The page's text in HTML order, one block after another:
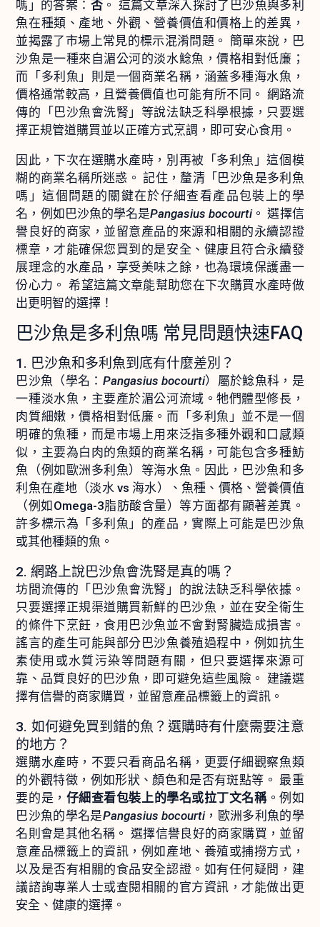
嗎」的答案： 否。 這篇文章深入探討了巴沙魚與多利
魚在種類、產地、外觀、營養價值和價格上的差異，
並揭露了市場上常見的標示混淆問題。 簡單來說，巴
沙魚是一種來自湄公河的淡水鯰魚，價格相對低廉；
而「多利魚」則是一個商業名稱，涵蓋多種海水魚，
價格通常較高，且營養價值也可能有所不同。 網路流
傳的「巴沙魚會洗腎」等說法缺乏科學根據，只要選
擇正規管道購買並以正確方式烹調，即可安心食用。
因此，下次在選購水產時，別再被「多利魚」這個模
糊的商業名稱所迷惑。 記住，釐清「巴沙魚是多利魚
嗎」這個問題的關鍵在於仔細查看產品包裝上的學
名，例如巴沙魚的學名是Pangasius bocourti。 選擇信
譽良好的商家，並留意產品的來源和相關的永續認證
標章，才能確保您買到的是安全、健康且符合永續發
展理念的水產品，享受美味之餘，也為環境保護盡一
份心力。 希望這篇文章能幫助您在下次購買水產時做
出更明智的選擇！
巴沙魚是多利魚嗎 常見問題快速FAQ
1. 巴沙魚和多利魚到底有什麼差別？
巴沙魚（學名： Pangasius bocourti）屬於鯰魚科，是
一種淡水魚，主要產於湄公河流域。牠們體型修長，
肉質細嫩，價格相對低廉。而「多利魚」並不是一個
明確的魚種，而是市場上用來泛指多種外觀和口感類
似，主要為白肉的魚類的商業名稱，可能包含多種魴
魚（例如歐洲多利魚）等海水魚。因此，巴沙魚和多
利魚在產地（淡水 vs 海水）、魚種、價格、營養價值
（例如Omega-3脂肪酸含量）等方面都有顯著差異。
許多標示為「多利魚」的產品，實際上可能是巴沙魚
或其他種類的魚。
2. 網路上說巴沙魚會洗腎是真的嗎？
坊間流傳的「巴沙魚會洗腎」的說法缺乏科學依據。
只要選擇正規渠道購買新鮮的巴沙魚，並在安全衛生
的條件下烹飪，食用巴沙魚並不會對腎臟造成損害。
謠言的產生可能與部分巴沙魚養殖過程中，例如抗生
素使用或水質污染等問題有關，但只要選擇來源可
靠、品質良好的巴沙魚，即可避免這些風險。 建議選
擇有信譽的商家購買，並留意產品標籤上的資訊。
3. 如何避免買到錯的魚？選購時有什麼需要注意
的地方？
選購水產時，不要只看商品名稱，更要仔細觀察魚類
的外觀特徵，例如形狀、顏色和是否有斑點等。 最重
要的是， 仔細查看包裝上的學名或拉丁文名稱。例如
巴沙魚的學名是Pangasius bocourti，歐洲多利魚的學
名則會是其他名稱。 選擇信譽良好的商家購買，並留
意產品標籤上的資訊，例如產地、養殖或捕撈方式，
以及是否有相關的食品安全認證。如有任何疑問，建
議諮詢專業人士或查閱相關的官方資訊，才能做出更
安全、健康的選擇。